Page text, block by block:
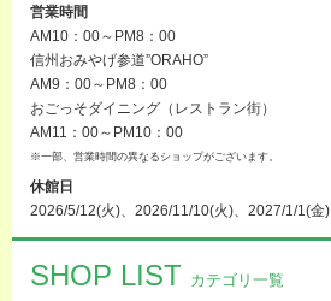
営業時間
AM10：00～PM8：00
信州おみやげ参道”ORAHO”
AM9：00～PM8：00
おごっそダイニング（レストラン街）
AM11：00～PM10：00
※一部、営業時間の異なるショップがございます。
休館日
2026/5/12(火)、2026/11/10(火)、2027/1/1(金)
SHOP LIST カテゴリ一覧